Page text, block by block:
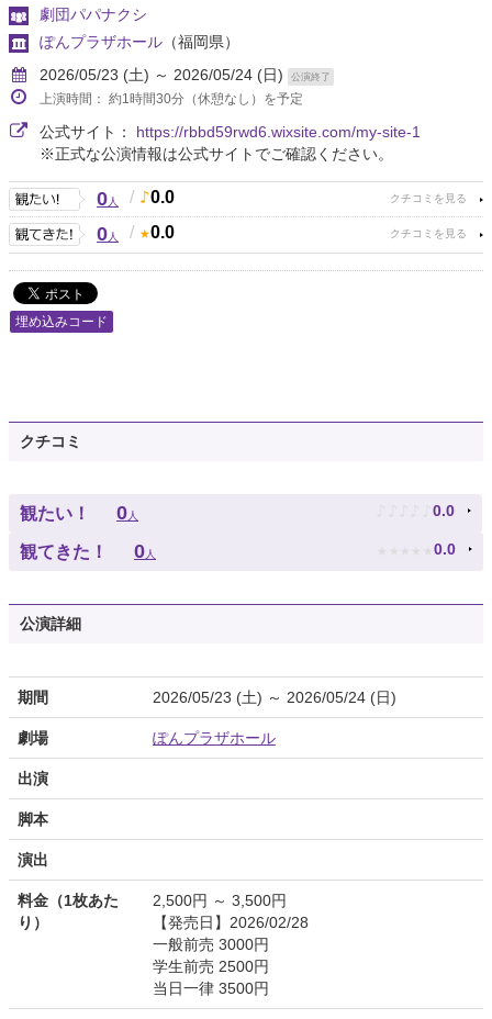
劇団パパナクシ
ぽんプラザホール （福岡県）
2026/05/23 (土) ～ 2026/05/24 (日)
公演終了
上演時間： 約1時間30分（休憩なし）を予定
公式サイト： https://rbbd59rwd6.wixsite.com/my-site-1
※正式な公演情報は公式サイトでご確認ください。
0人 / 0.0
0人 / 0.0
埋め込みコード
クチコミ
観たい！ 0人 ♪ ♪ ♪ ♪ ♪ 0.0
観てきた！ 0人 ★ ★ ★ ★ ★ 0.0
公演詳細
期間 2026/05/23 (土) ～ 2026/05/24 (日)
劇場 ぽんプラザホール
出演
脚本
演出
料金（1枚あた
り）
2,500円 ～ 3,500円
【発売日】2026/02/28
一般前売 3000円
学生前売 2500円
当日一律 3500円